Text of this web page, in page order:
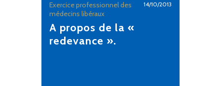
Exercice professionnel des
médecins libéraux
14/10/2013
A propos de la «
redevance ».